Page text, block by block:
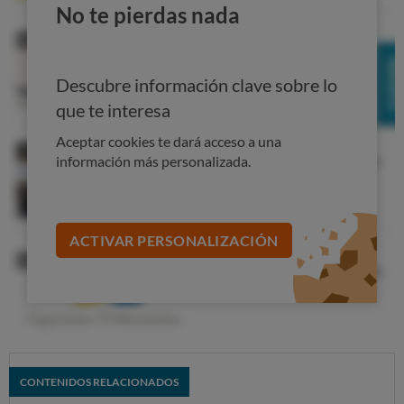
No te pierdas nada
Descubre información clave sobre lo
que te interesa
Aceptar cookies te dará acceso a una
información más personalizada.
ACTIVAR PERSONALIZACIÓN
CONTENIDOS RELACIONADOS